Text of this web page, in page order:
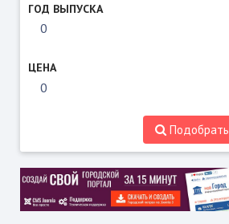
ГОД ВЫПУСКА
ЦЕНА
Подобрать